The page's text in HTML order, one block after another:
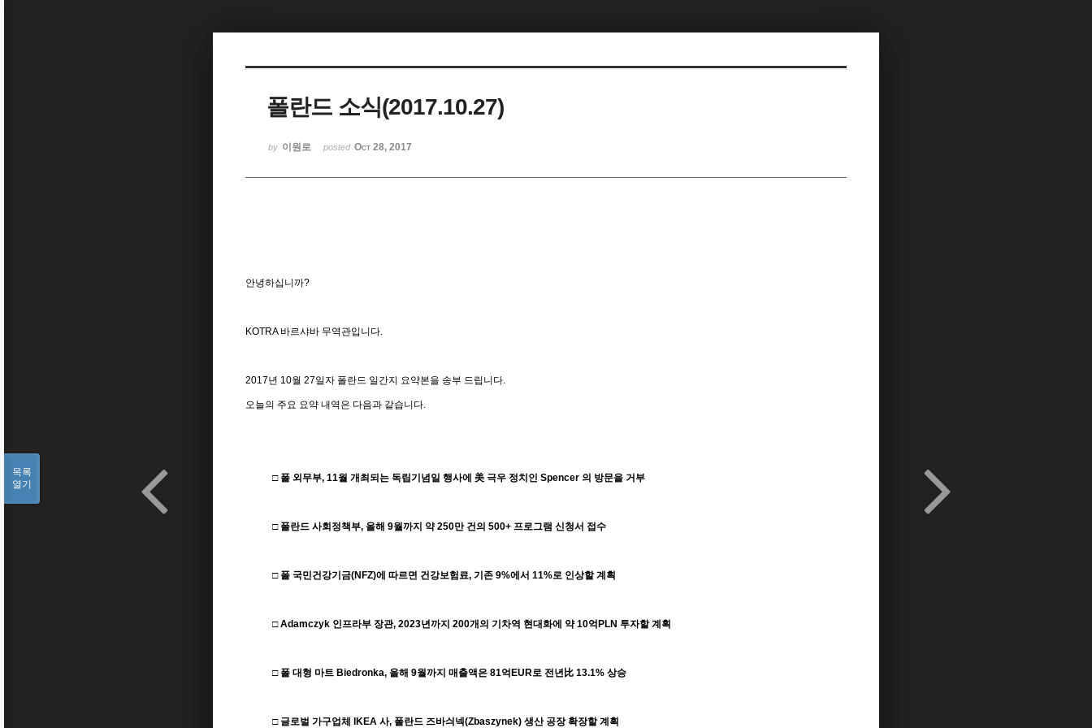
폴란드 소식(2017.10.27)
by 이원로 posted Oct 28, 2017
안녕하십니까?
KOTRA 바르샤바 무역관입니다.
2017년 10월 27일자 폴란드 일간지 요약본을 송부 드립니다.
오늘의 주요 요약 내역은 다음과 같습니다.
□ 폴 외무부, 11월 개최되는 독립기념일 행사에 美 극우 정치인 Spencer 의 방문을 거부
□ 폴란드 사회정책부, 올해 9월까지 약250만 건의 500+ 프로그램 신청서 접수
□ 폴 국민건강기금(NFZ)에 따르면 건강보험료, 기존 9%에서 11%로 인상할 계획
□Adamczyk 인프라부 장관, 2023년까지 200개의 기차역 현대화에 약10억 PLN 투자할 계획
□ 폴 대형 마트 Biedronka, 올해 9월까지 매출액은 81억 EUR로 전년 比 13.1% 상승
□ 글로벌 가구업체 IKEA 사, 폴란드 즈바싀넥(Zbaszynek) 생산 공장 확장할 계획
목록
열기
Sketchbook5, 스케치북5
Sketchbook5, 스케치북5